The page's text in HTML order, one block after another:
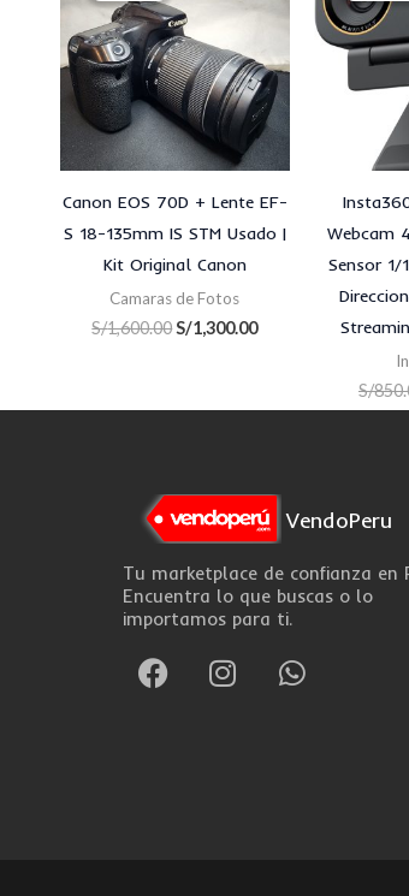
Canon EOS 70D + Lente EF-
S 18-135mm IS STM Usado |
Kit Original Canon
Camaras de Fotos
S/1,600.00
era:
S/1,600.00.
S/1,300.00
es:
S/1,300.00.
Webcam
Sensor 1/
S/
VendoPeru
Tu marketplace de confianza en
Encuentra lo que buscas o lo
importamos para ti.
F
a
I
n
W
h